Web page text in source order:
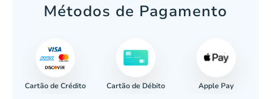
Métodos de Pagamento
Cartão de Crédito Cartão de Débito Apple Pay